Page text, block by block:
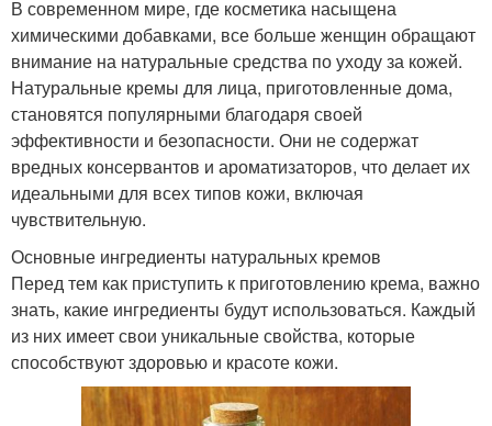
В современном мире, где косметика насыщена
химическими добавками, все больше женщин обращают
внимание на натуральные средства по уходу за кожей.
Натуральные кремы для лица, приготовленные дома,
становятся популярными благодаря своей
эффективности и безопасности. Они не содержат
вредных консервантов и ароматизаторов, что делает их
идеальными для всех типов кожи, включая
чувствительную.
Основные ингредиенты натуральных кремов
Перед тем как приступить к приготовлению крема, важно
знать, какие ингредиенты будут использоваться. Каждый
из них имеет свои уникальные свойства, которые
способствуют здоровью и красоте кожи.